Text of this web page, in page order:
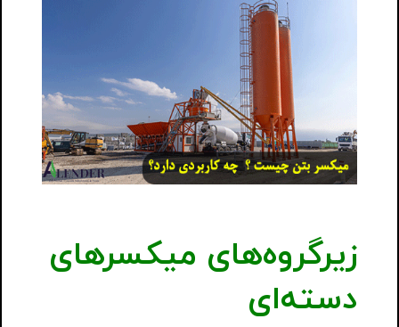
زیرگروه‌های میکسرهای
دسته‌ای